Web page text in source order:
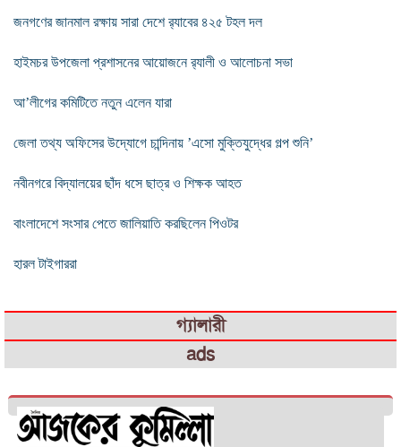
জনগণের জানমাল রক্ষায় সারা দেশে র‍্যাবের ৪২৫ টহল দল
হাইমচর উপজেলা প্রশাসনের আয়োজনে র‌্যালী ও আলোচনা সভা
আ’লীগের কমিটিতে নতুন এলেন যারা
জেলা তথ্য অফিসের উদ্যোগে চান্দিনায় ’এসো মুক্তিযুদ্ধের গল্প শুনি’
নবীনগরে বিদ্যালয়ের ছাঁদ ধসে ছাত্র ও শিক্ষক আহত
বাংলাদেশে সংসার পেতে জালিয়াতি করছিলেন পিওটর
হারল টাইগাররা
গ্যালারী
ads